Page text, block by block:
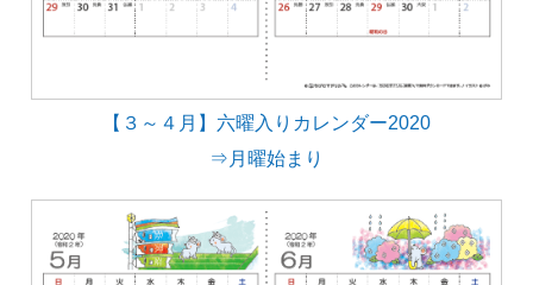
【３～４月】六曜入りカレンダー2020
⇒月曜始まり